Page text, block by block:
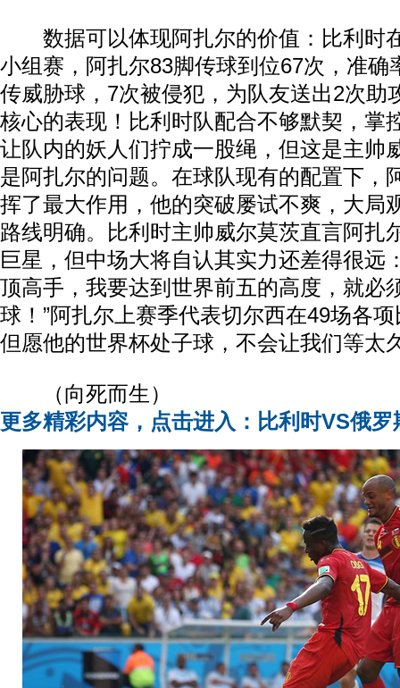
数据可以体现阿扎尔的价值：比利时
小组赛，阿扎尔83脚传球到位67次，准确
传威胁球，7次被侵犯，为队友送出2次助
核心的表现！比利时队配合不够默契，掌
让队内的妖人们拧成一股绳，但这是主帅
是阿扎尔的问题。在球队现有的配置下，
挥了最大作用，他的突破屡试不爽，大局
路线明确。比利时主帅威尔莫茨直言阿扎
巨星，但中场大将自认其实力还差得很远
顶高手，我要达到世界前五的高度，就必
球！”阿扎尔上赛季代表切尔西在49场各
但愿他的世界杯处子球，不会让我们等太
（向死而生）
更多精彩内容，点击进入：比利时VS俄罗